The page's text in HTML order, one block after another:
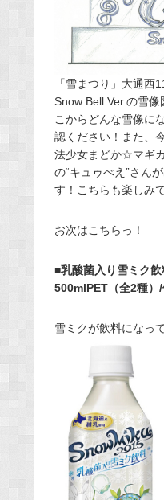
「雪まつり」大通西
Snow Bell Ver.の雪像
こからどんな雪像に
認ください！また、
法少女まどか☆マギ
の“キュゥべえ”さん
す！こちらも楽しみ
お次はこちらっ！
■乳酸菌入り雪ミク
500mlPET（全2種）/
雪ミクが飲料になっ